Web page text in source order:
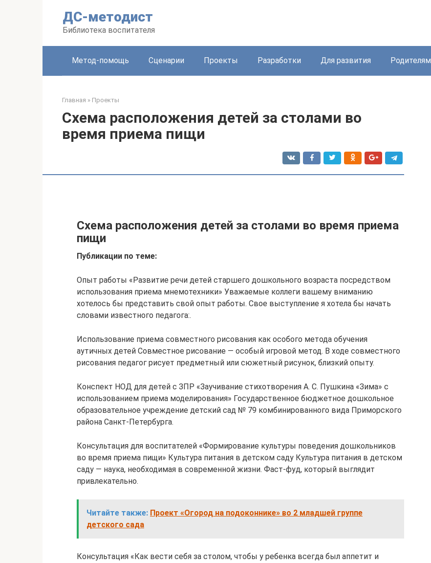
ДС-методист
Библиотека воспитателя
Метод-помощь Сценарии Проекты Разработки Для развития Родителям
Главная » Проекты
Схема расположения детей за столами во
время приема пищи
Схема расположения детей за столами во время приема
пищи
Публикации по теме:
Опыт работы «Развитие речи детей старшего дошкольного возраста посредством
использования приема мнемотехники» Уважаемые коллеги вашему вниманию
хотелось бы представить свой опыт работы. Свое выступление я хотела бы начать
словами известного педагога:.
Использование приема совместного рисования как особого метода обучения
аутичных детей Совместное рисование — особый игровой метод. В ходе совместного
рисования педагог рисует предметный или сюжетный рисунок, близкий опыту.
Конспект НОД для детей с ЗПР «Заучивание стихотворения А. С. Пушкина «Зима» с
использованием приема моделирования» Государственное бюджетное дошкольное
образовательное учреждение детский сад № 79 комбинированного вида Приморского
района Санкт-Петербурга.
Консультация для воспитателей «Формирование культуры поведения дошкольников
во время приема пищи» Культура питания в детском саду Культура питания в детском
саду — наука, необходимая в современной жизни. Фаст-фуд, который выглядит
привлекательно.
Читайте также: Проект «Огород на подоконнике» во 2 младшей группе
детского сада
Консультация «Как вести себя за столом, чтобы у ребенка всегда был аппетит и